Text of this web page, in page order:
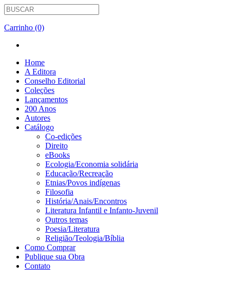
Carrinho (0)
Home
A Editora
Conselho Editorial
Coleções
Lançamentos
200 Anos
Autores
Catálogo
Co-edições
Direito
eBooks
Ecologia/Economia solidária
Educação/Recreação
Etnias/Povos indígenas
Filosofia
História/Anais/Encontros
Literatura Infantil e Infanto-Juvenil
Outros temas
Poesia/Literatura
Religião/Teologia/Bíblia
Como Comprar
Publique sua Obra
Contato